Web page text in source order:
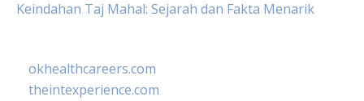
Keindahan Taj Mahal: Sejarah dan Fakta Menarik
okhealthcareers.com
theintexperience.com